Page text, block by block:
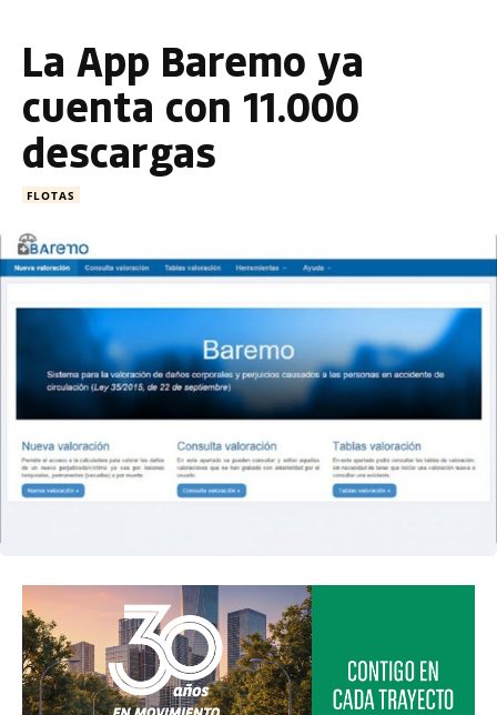
La App Baremo ya
cuenta con 11.000
descargas
FLOTAS